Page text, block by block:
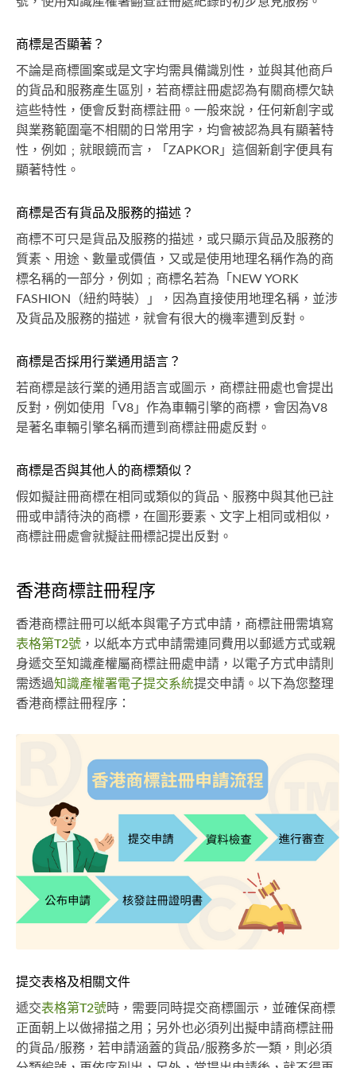
商標是否顯著？
不論是商標圖案或是文字均需具備識別性，並與其他商戶
的貨品和服務產生區別，若商標註冊處認為有關商標欠缺
這些特性，便會反對商標註冊。一般來說，任何新創字或
與業務範圍毫不相關的日常用字，均會被認為具有顯著特
性，例如﹔就眼鏡而言，「ZAPKOR」這個新創字便具有
顯著特性。
商標是否有貨品及服務的描述？
商標不可只是貨品及服務的描述，或只顯示貨品及服務的
質素、用途、數量或價值，又或是使用地理名稱作為的商
標名稱的一部分，例如﹔商標名若為「NEW YORK
FASHION（紐約時裝）」，因為直接使用地理名稱，並涉
及貨品及服務的描述，就會有很大的機率遭到反對。
商標是否採用行業通用語言？
若商標是該行業的通用語言或圖示，商標註冊處也會提出
反對，例如使用「V8」作為車輛引擎的商標，會因為V8
是著名車輛引擎名稱而遭到商標註冊處反對。
商標是否與其他人的商標類似？
假如擬註冊商標在相同或類似的貨品、服務中與其他已註
冊或申請待決的商標，在圖形要素、文字上相同或相似，
商標註冊處會就擬註冊標記提出反對。
香港商標註冊程序
香港商標註冊可以紙本與電子方式申請，商標註冊需填寫
表格第T2號 ，以紙本方式申請需連同費用以郵遞方式或親
身遞交至知識產權屬商標註冊處申請，以電子方式申請則
需透過知識產權署電子提交系統提交申請。以下為您整理
香港商標註冊程序：
提交表格及相關文件
遞交表格第T2號時，需要同時提交商標圖示，並確保商標
正面朝上以做掃描之用；另外也必須列出擬申請商標註冊
的貨品/服務，若申請涵蓋的貨品/服務多於一類，則必須